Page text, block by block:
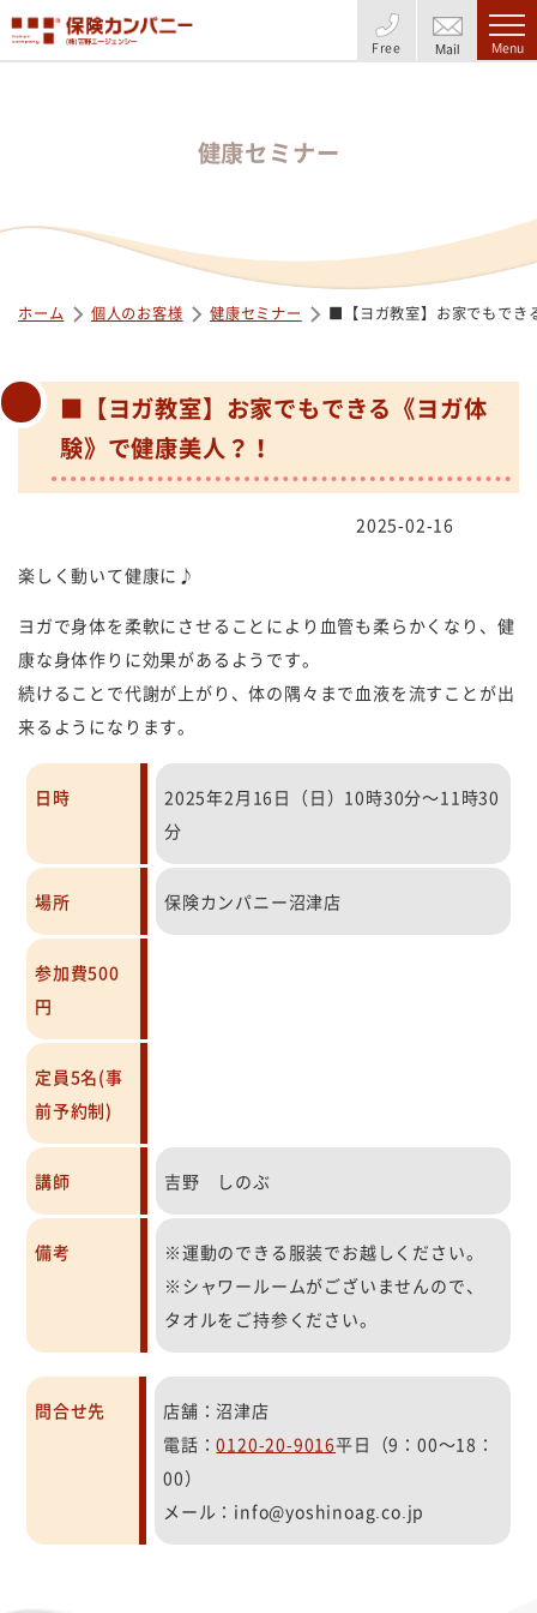
Free Mail Menu
健康セミナー
ホーム 個人のお客様 健康セミナー ■【ヨガ教室】お家でもでき
■【ヨガ教室】お家でもできる《ヨガ体
験》で健康美人？！
2025-02-16
楽しく動いて健康に♪
ヨガで身体を柔軟にさせることにより血管も柔らかくなり、健
康な身体作りに効果があるようです。
続けることで代謝が上がり、体の隅々まで血液を流すことが出
来るようになります。
日時
2025年2月16日（日）10時30分～11時30
分
場所 保険カンパニー沼津店
参加費500
円
定員5名(事
前予約制)
講師 吉野 しのぶ
備考
※運動のできる服装でお越しください。
※シャワールームがございませんので、
タオルをご持参ください。
問合せ先
店舗：沼津店
電話：0120-20-9016平日（9：00～18：
00）
メール：info@yoshinoag.co.jp